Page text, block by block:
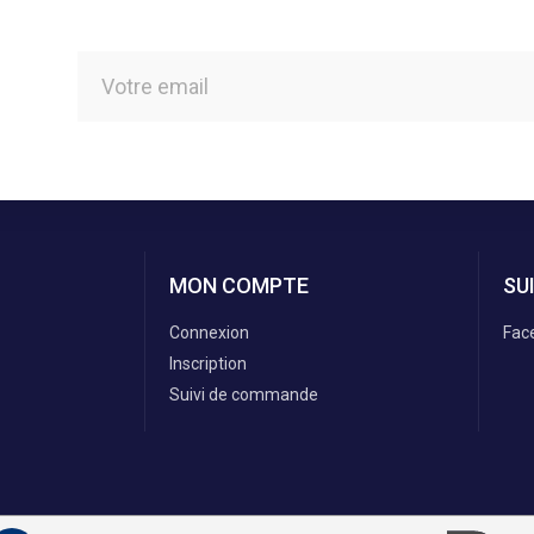
MON COMPTE
Connexion
Inscription
Suivi de commande